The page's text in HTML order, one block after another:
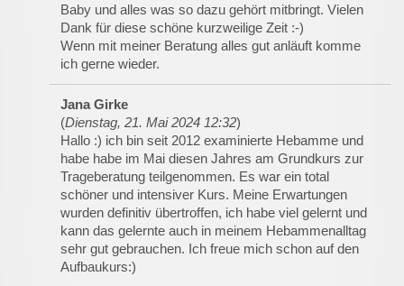
Baby und alles was so dazu gehört mitbringt. Vielen
Dank für diese schöne kurzweilige Zeit :-)
Wenn mit meiner Beratung alles gut anläuft komme
ich gerne wieder.
Jana Girke
(Dienstag, 21. Mai 2024 12:32)
Hallo :) ich bin seit 2012 examinierte Hebamme und
habe habe im Mai diesen Jahres am Grundkurs zur
Trageberatung teilgenommen. Es war ein total
schöner und intensiver Kurs. Meine Erwartungen
wurden definitiv übertroffen, ich habe viel gelernt und
kann das gelernte auch in meinem Hebammenalltag
sehr gut gebrauchen. Ich freue mich schon auf den
Aufbaukurs:)